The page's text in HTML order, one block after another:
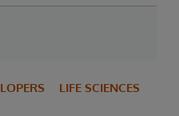
LIFE SCIENCES